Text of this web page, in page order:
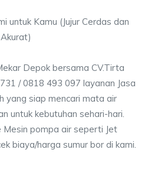
untuk Kamu (Jujur Cerdas dan
Akurat)
Depok bersama CV.Tirta
/ 0818 493 097 layanan Jasa
yang siap mencari mata air
untuk kebutuhan sehari-hari.
Mesin pompa air seperti Jet
biaya/harga sumur bor di kami.